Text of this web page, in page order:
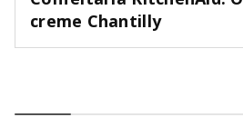
creme Chantilly